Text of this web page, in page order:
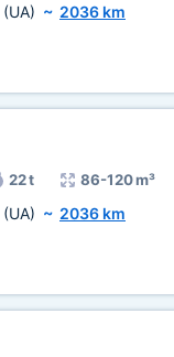
(UA) ~ 2036 km
22 t 86-120 m³
(UA) ~ 2036 km